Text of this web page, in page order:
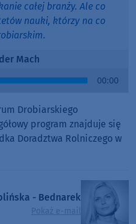
całej branży. Ale co
nauki, którzy na co
Mach
00:00
Drobiarskiego
program znajduje się
Doradztwa Rolniczego w
- Bednarek
Pokaż e-mail